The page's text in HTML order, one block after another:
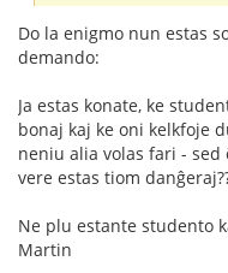
Do la enigmo nun estas
demando:
Ja estas konate, ke
bonaj kaj ke oni kelkfoje
neniu alia volas fari -
vere estas tiom
Ne plu estante studento
Martin